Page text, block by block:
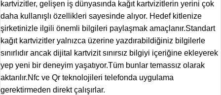
kartvizitler, gelişen iş dünyasında kağıt kartvizitlerin yerini çok
daha kullanışlı özellikleri sayesinde alıyor. Hedef kitlenize
şirketinizle ilgili önemli bilgileri paylaşmak amaçlanır.Standart
kağıt kartvizitler yalnızca üzerine yazdırabildiğiniz bilgilerle
sınırlıdır ancak dijital kartvizit sınırsız bilgiyi içeriğine ekleyerek
yep yeni bir deneyim yaşatıyor.Tüm bunlar temassız olarak
aktarılır.Nfc ve Qr teknolojileri telefonda uygulama
gerektirmeden direkt çalışırlar.